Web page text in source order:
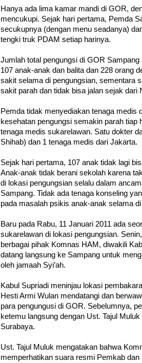
Hanya ada lima kamar mandi di GOR,
mencukupi. Sejak hari pertama, Pemda
secukupnya (dengan menu seadanya)
tengki truk PDAM setiap harinya.
Jumlah total pengungsi di GOR
107 anak-anak dan balita dan 228 orang
sakit selama di pengungsian, sementara
sakit parah dan tidak bisa jalan sejak dari
Pemda tidak menyediakan tenaga medis
kesehatan pengungsi semakin parah tiap
tenaga medis sukarelawan. Satu dokter
Shihab) dan 1 tenaga medis dari Jakarta.
Sejak hari pertama, 107 anak tidak lagi
Anak-anak tidak berani sekolah karena
di lokasi pengungsian selalu dalam
Sampang. Tidak ada tenaga konseling
pada masalah psikis anak-anak selama
Baru pada Rabu, 11 Januari 2011 ada
sukarelawan di lokasi pengungsian.
berbagai pihak Komnas HAM, diwakili
datang langsung ke Sampang untuk
oleh jamaah Syi’ah.
Kabul Supriadi meninjau lokasi
Hesti Armi Wulan mendatangi dan
para pengungusi di GOR. Sebelumnya,
ketemu langsung dengan Ust. Tajul
Surabaya.
Ust. Tajul Muluk mengatakan bahwa
memperhatikan suara resmi Pemkab